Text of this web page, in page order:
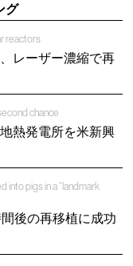
グ
reactors
レーザー濃縮で再
chance
熱発電所を米新興
into pigs in a “landmark
後の再移植に成功